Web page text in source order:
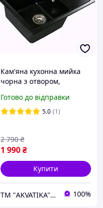
Кам'яна кухонна мийка
чорна з отвором,
чорного кольору зі
штучного каменю
Готово до відправки
5.0 (1)
1 990₴
2 790 ₴
Купити
ТМ "AKVATIKA" интернет-магазин виробника 100%